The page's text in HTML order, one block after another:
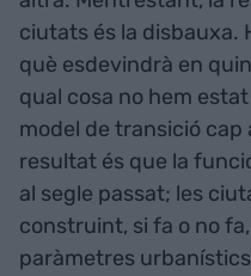
ciutats és la disbauxa.
què esdevindrà en
qual cosa no hem
model de transició cap
resultat és que la
al segle passat; les
construint, si fa o no
paràmetres